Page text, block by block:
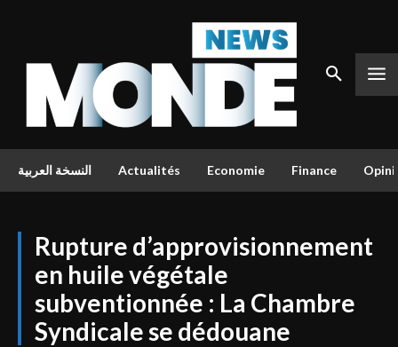
النسخة العربية Actualités Economie Finance
Rupture d’approvisionnement
en huile végétale
subventionnée : La Chambre
Syndicale se dédouane